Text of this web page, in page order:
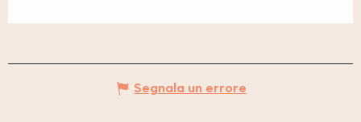
Segnala un errore